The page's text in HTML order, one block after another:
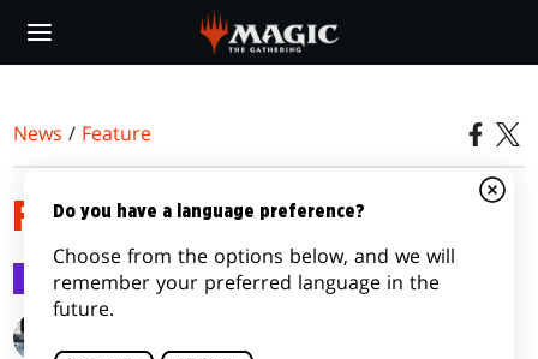
main
News / Feature
FACCIAMO UNO SCAMBIO
Feature 14 lug 2016
Do you have a language preference?
Choose from the options below, and we will
remember your preferred language in the
future.